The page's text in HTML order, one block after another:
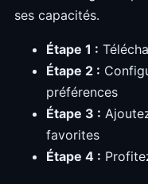
ses capacités.
Étape 1 :
Étape 2 :
préférences
Étape 3 :
favorites
Étape 4 :